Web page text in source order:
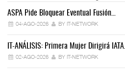
ASPA Pide Bloquear Eventual Fusión…
04-AGO-2026 BY IT-NETWORK
IT-ANÁLISIS: Primera Mujer Dirigirá IATA…
02-AGO-2026 BY IT-NETWORK